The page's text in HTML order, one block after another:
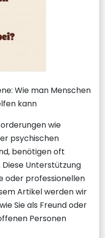
Wie man Menschen
kann
wie
psychischen
benötigen oft
Unterstützung
oder professionellen
Artikel werden wir
Sie als Freund oder
Personen